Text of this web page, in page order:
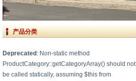
产品分类
Deprecated : Non-static method
ProductCategory::getCategoryArray() should not
be called statically, assuming $this from